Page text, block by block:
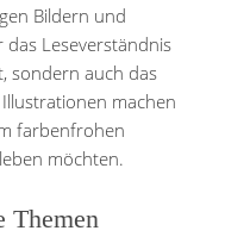
Bildern und
Leseverständnis
sondern auch das
machen
farbenfrohen
möchten.
Themen